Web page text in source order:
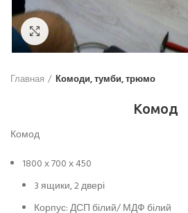
Увеличить
Главная Комоди, тумби, трюмо
Комод
Комод
1800 х 700 х 450
3 ящики, 2 двері
Корпус: ДСП білий/ МДФ білий